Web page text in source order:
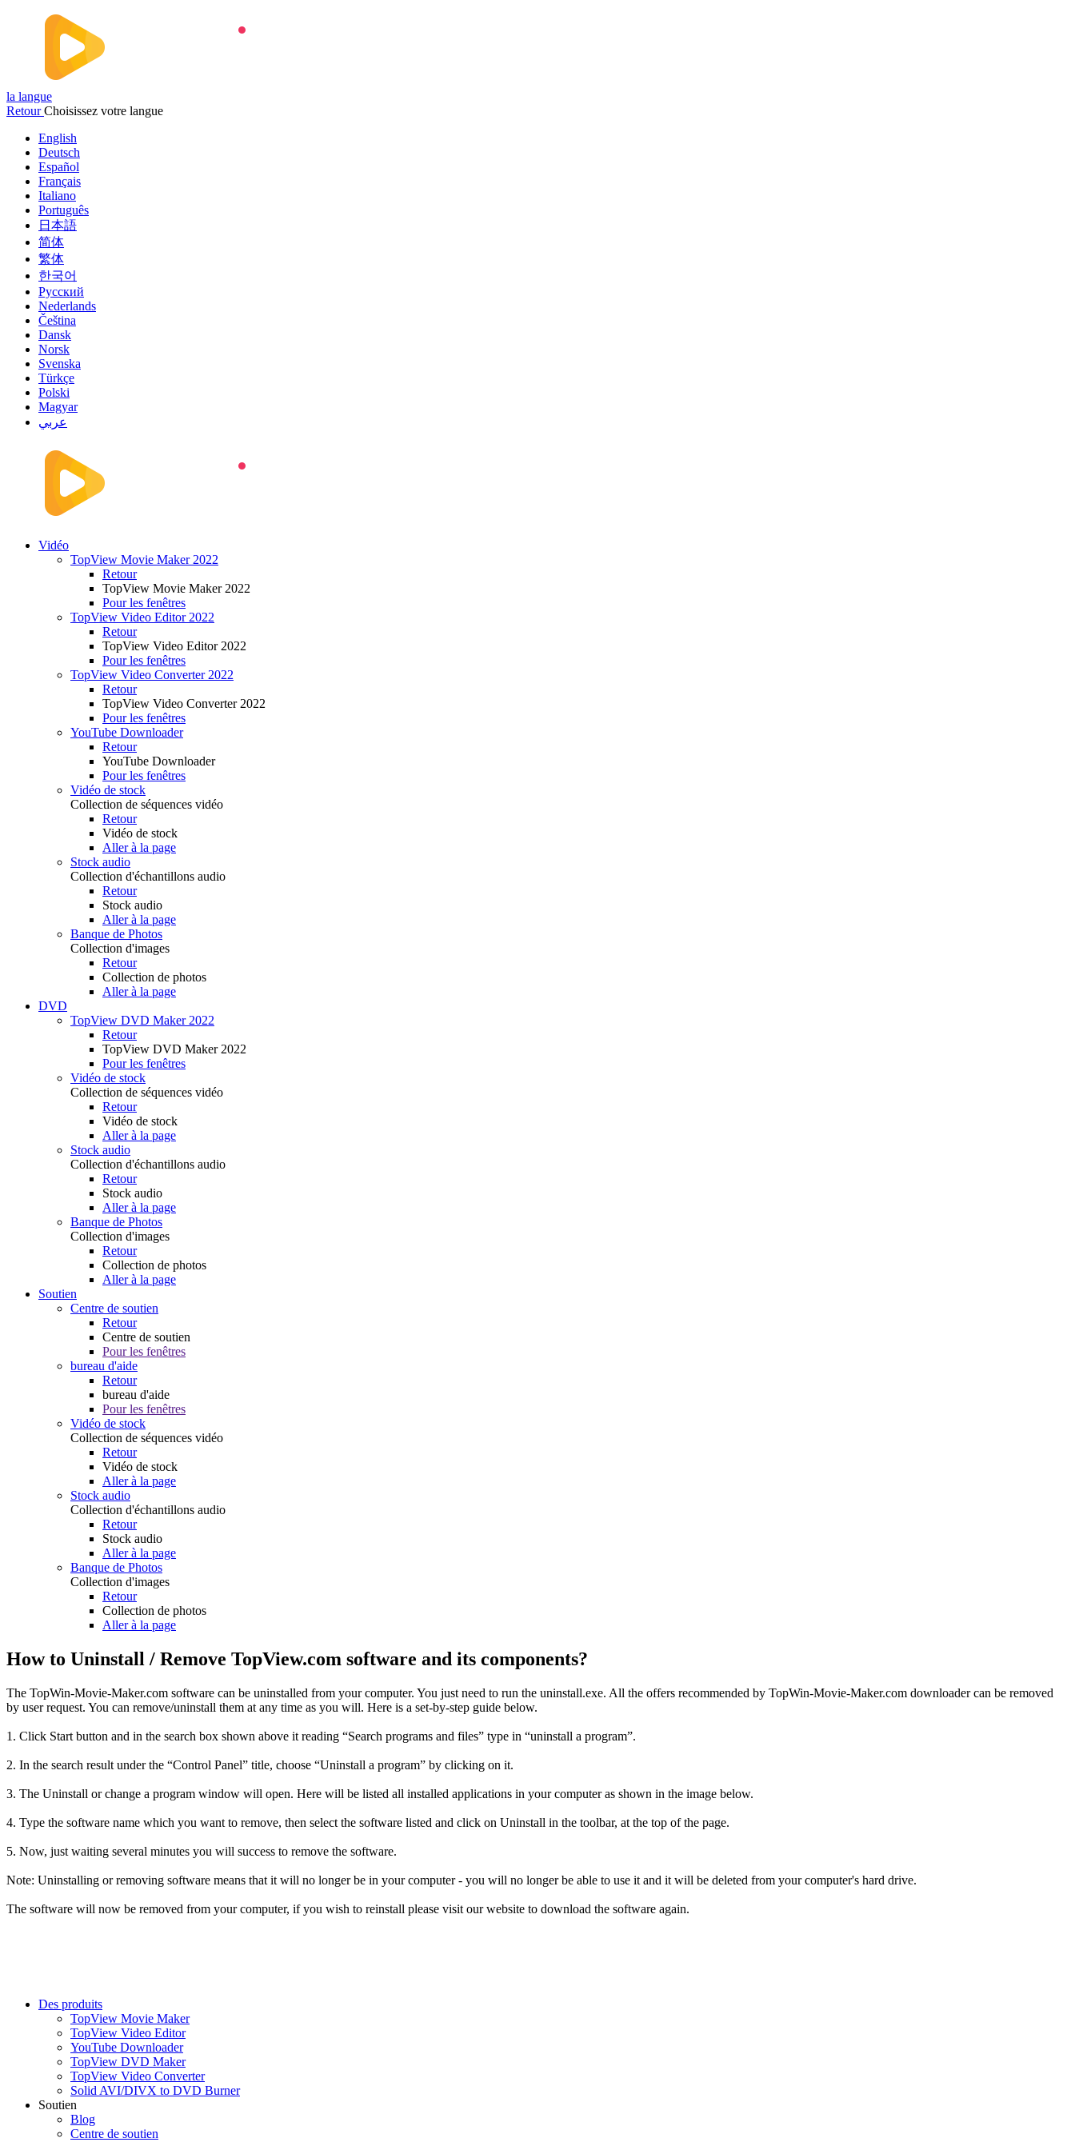
la langue
Retour Choisissez votre langue
English
Deutsch
Español
Français
Italiano
Português
日本語
简体
繁体
한국어
Русский
Nederlands
Čeština
Dansk
Norsk
Svenska
Türkçe
Polski
Magyar
عربي
Vidéo
TopView Movie Maker 2022
Retour
TopView Movie Maker 2022
Pour les fenêtres
TopView Video Editor 2022
Retour
TopView Video Editor 2022
Pour les fenêtres
TopView Video Converter 2022
Retour
TopView Video Converter 2022
Pour les fenêtres
YouTube Downloader
Retour
YouTube Downloader
Pour les fenêtres
Vidéo de stock
Collection de séquences vidéo
Retour
Vidéo de stock
Aller à la page
Stock audio
Collection d'échantillons audio
Retour
Stock audio
Aller à la page
Banque de Photos
Collection d'images
Retour
Collection de photos
Aller à la page
DVD
TopView DVD Maker 2022
Retour
TopView DVD Maker 2022
Pour les fenêtres
Vidéo de stock
Collection de séquences vidéo
Retour
Vidéo de stock
Aller à la page
Stock audio
Collection d'échantillons audio
Retour
Stock audio
Aller à la page
Banque de Photos
Collection d'images
Retour
Collection de photos
Aller à la page
Soutien
Centre de soutien
Retour
Centre de soutien
Pour les fenêtres
bureau d'aide
Retour
bureau d'aide
Pour les fenêtres
Vidéo de stock
Collection de séquences vidéo
Retour
Vidéo de stock
Aller à la page
Stock audio
Collection d'échantillons audio
Retour
Stock audio
Aller à la page
Banque de Photos
Collection d'images
Retour
Collection de photos
Aller à la page
How to Uninstall / Remove TopView.com software and its components?
The TopWin-Movie-Maker.com software can be uninstalled from your computer. You just need to run the uninstall.exe. All the offers recommended by TopWin-Movie-Maker.com downloader can be removed
by user request. You can remove/uninstall them at any time as you will. Here is a set-by-step guide below.
1. Click Start button and in the search box shown above it reading “Search programs and files” type in “uninstall a program”.
2. In the search result under the “Control Panel” title, choose “Uninstall a program” by clicking on it.
3. The Uninstall or change a program window will open. Here will be listed all installed applications in your computer as shown in the image below.
4. Type the software name which you want to remove, then select the software listed and click on Uninstall in the toolbar, at the top of the page.
5. Now, just waiting several minutes you will success to remove the software.
Note: Uninstalling or removing software means that it will no longer be in your computer - you will no longer be able to use it and it will be deleted from your computer's hard drive.
The software will now be removed from your computer, if you wish to reinstall please visit our website to download the software again.
Des produits
TopView Movie Maker
TopView Video Editor
YouTube Downloader
TopView DVD Maker
TopView Video Converter
Solid AVI/DIVX to DVD Burner
Soutien
Blog
Centre de soutien